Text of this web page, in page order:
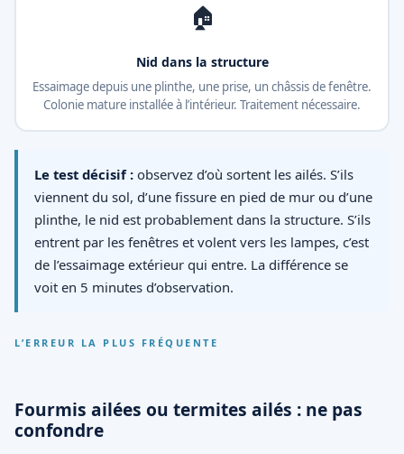
🏠
Nid dans la structure
Essaimage depuis une plinthe, une prise, un châssis de fenêtre.
Colonie mature installée à l’intérieur. Traitement nécessaire.
Le test décisif : observez d’où sortent les ailés. S’ils
viennent du sol, d’une fissure en pied de mur ou d’une
plinthe, le nid est probablement dans la structure. S’ils
entrent par les fenêtres et volent vers les lampes, c’est
de l’essaimage extérieur qui entre. La différence se
voit en 5 minutes d’observation.
L’ERREUR LA PLUS FRÉQUENTE
Fourmis ailées ou termites ailés : ne pas
confondre